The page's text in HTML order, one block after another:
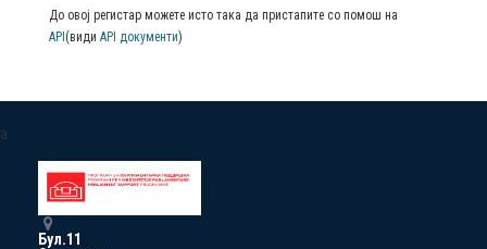
До овој регистар можете исто така да пристапите со помош на
API (види API документи)
a
Бул.11